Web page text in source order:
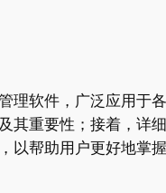
理软件，广泛应用于
其重要性；接着，详
帮助用户更好地掌